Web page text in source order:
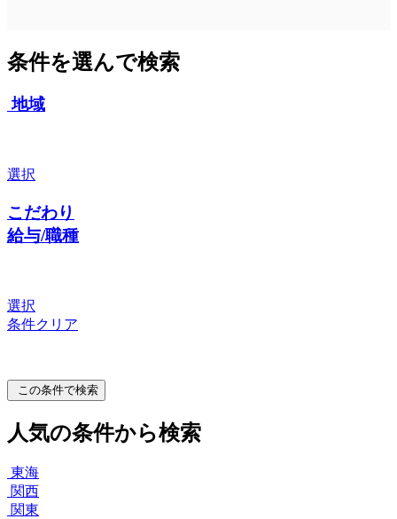
条件を選んで検索
地域
選択
こだわり
給与/職種
選択
条件クリア
この条件で検索
人気の条件から検索
東海
関西
関東